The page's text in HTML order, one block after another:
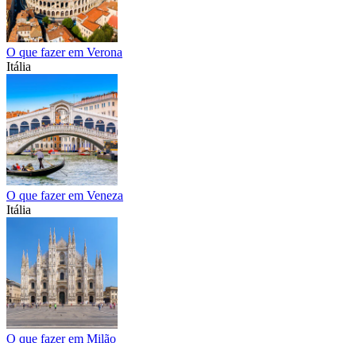
O que fazer em Verona
Itália
O que fazer em Veneza
Itália
O que fazer em Milão